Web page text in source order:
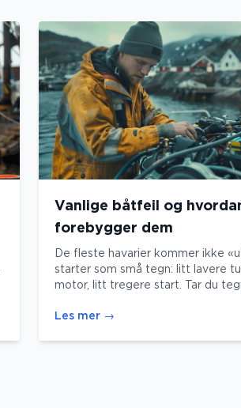
Vanlige båtfeil og
forebygger dem
De fleste havarier kommer ikke
starter som små tegn: litt lavere
motor, litt tregere start. Tar du
verkstedregning.
Les mer→